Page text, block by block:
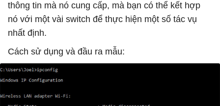
thông tin mà nó cung cấp, mà bạn có thể kết hợp
nó với một vài switch để thực hiện một số tác vụ
nhất định.
Cách sử dụng và đầu ra mẫu: